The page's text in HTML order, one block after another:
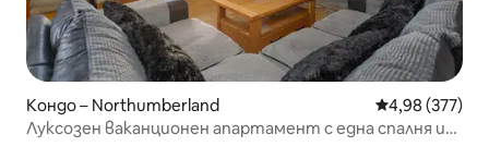
Кондо – Northumberland Средна
4,98 (377)
Луксозен ваканционен апартамент с една спалня и